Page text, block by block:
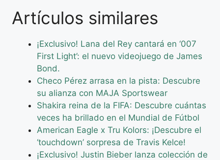
Artículos similares
¡Exclusivo! Lana del Rey cantará en ‘007
First Light’: el nuevo videojuego de James
Bond.
Checo Pérez arrasa en la pista: Descubre
su alianza con MAJA Sportswear
Shakira reina de la FIFA: Descubre cuántas
veces ha brillado en el Mundial de Fútbol
American Eagle x Tru Kolors: ¡Descubre el
‘touchdown’ sorpresa de Travis Kelce!
¡Exclusivo! Justin Bieber lanza colección de